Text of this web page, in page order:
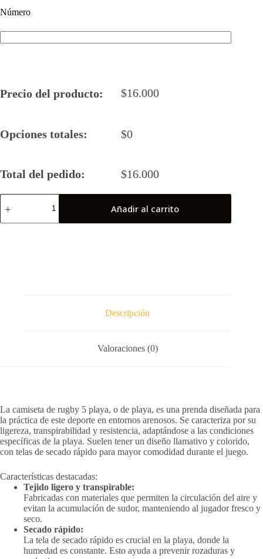
Número
Precio del producto: $16.000
Opciones totales: $0
Total del pedido: $16.000
Camiseta
Rugby
Añadir al carrito
Descripción
Valoraciones (0)
La camiseta de rugby 5 playa, o de playa, es una prenda diseñada para
la práctica de este deporte en entornos arenosos. Se caracteriza por su
ligereza, transpirabilidad y resistencia, adaptándose a las condiciones
específicas de la playa. Suelen tener un diseño llamativo y colorido,
con telas de secado rápido para mayor comodidad durante el juego.
Características destacadas:
Tejido ligero y transpirable:
Fabricadas con materiales que permiten la circulación del aire y
evitan la acumulación de sudor, manteniendo al jugador fresco y
seco.
Secado rápido:
La tela de secado rápido es crucial en la playa, donde la
humedad es constante. Esto ayuda a prevenir rozaduras y